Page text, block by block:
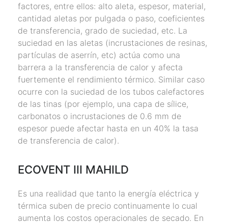
factores, entre ellos: alto aleta, espesor, material,
cantidad aletas por pulgada o paso, coeficientes
de transferencia, grado de suciedad, etc. La
suciedad en las aletas (incrustaciones de resinas,
partículas de aserrín, etc) actúa como una
barrera a la transferencia de calor y afecta
fuertemente el rendimiento térmico. Similar caso
ocurre con la suciedad de los tubos calefactores
de las tinas (por ejemplo, una capa de sílice,
carbonatos o incrustaciones de 0.6 mm de
espesor puede afectar hasta en un 40% la tasa
de transferencia de calor).
ECOVENT III MAHILD
Es una realidad que tanto la energía eléctrica y
térmica suben de precio continuamente lo cual
aumenta los costos operacionales de secado. En